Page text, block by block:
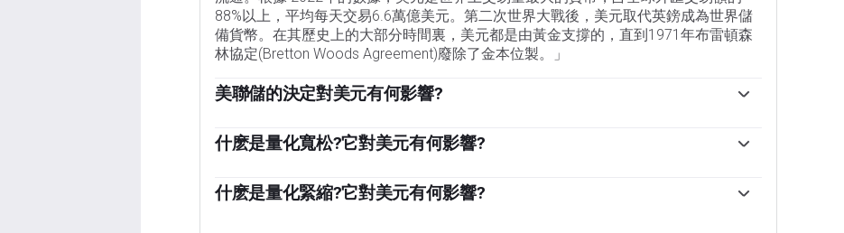
88%以上，平均每天交易6.6萬億美元。第二次世界大戰後，美元取代英鎊成為世界儲
備貨幣。在其歷史上的大部分時間裏，美元都是由黃金支撐的，直到1971年布雷頓森
林協定(Bretton Woods Agreement)廢除了金本位製。」
美聯儲的決定對美元有何影響?
有兩項任務:實現物價穩定(控製通脹)和促進充分就業。它實現這兩個目標的主要工具是
有助於美元升值。當通貨膨脹率低於2%或失業率過高時，美聯儲可能會降低利率，這
將給美元帶來壓力。」
什麽是量化寬松?它對美元有何影響?
陷入困境的金融體系中大幅增加信貸流動的過程。這是一種非標準的政策措施，用於
什麽是量化緊縮?它對美元有何影響?